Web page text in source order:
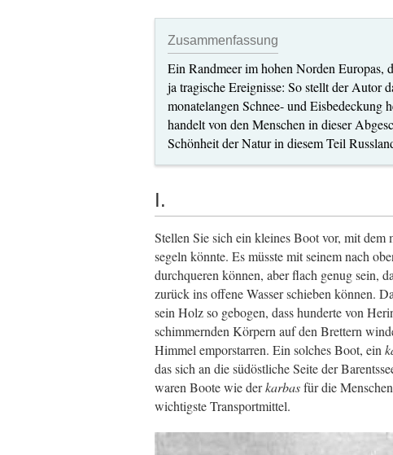
Zusammenfassung
Ein Randmeer im hohen Norden Europas,
ja tragische Ereignisse: So stellt der Autor
monatelangen Schnee- und Eisbedeckung
handelt von den Menschen in dieser
Schönheit der Natur in diesem Teil
I.
Stellen Sie sich ein kleines Boot vor, mit
segeln könnte. Es müsste mit seinem nach
durchqueren können, aber flach genug sein,
zurück ins offene Wasser schieben können.
sein Holz so gebogen, dass hunderte von
schimmernden Körpern auf den Brettern
Himmel emporstarren. Ein solches Boot, ein
das sich an die südöstliche Seite der
waren Boote wie derkarbasfür die
wichtigste Transportmittel.